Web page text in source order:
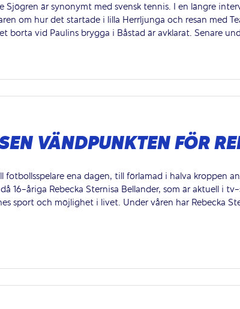
Sjögren är synonymt med svensk tennis. I en längre
om hur det startade i lilla Herrljunga och resan med
borta vid Paulins brygga i Båstad är avklarat. Senare
VÄNDPUNKTEN FÖR
fotbollsspelare ena dagen, till förlamad i halva kroppen
16-åriga Rebecka Sternisa Bellander, som är aktuell i
sport och möjlighet i livet. Under våren har Rebecka